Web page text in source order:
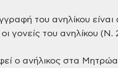
του ανηλίκου
γονείς του ανηλίκου (N.
ο ανήλικος στα